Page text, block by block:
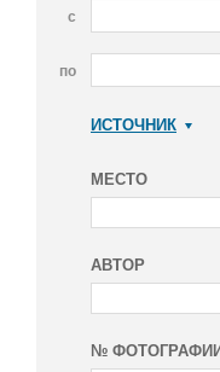
с
по
ИСТОЧНИК
МЕСТО
АВТОР
№ ФОТОГРАФИИ